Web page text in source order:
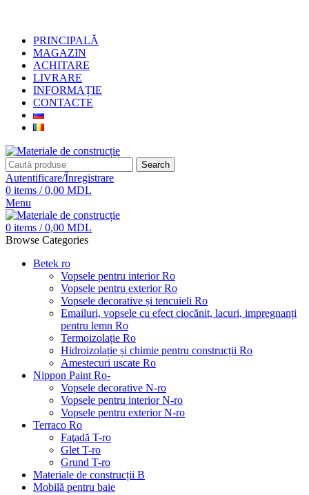
PRINCIPALĂ
MAGAZIN
ACHITARE
LIVRARE
INFORMAȚIE
CONTACTE
Search
Autentificare/Înregistrare
0 items / 0,00 MDL
Menu
0 items / 0,00 MDL
Browse Categories
Betek ro
Vopsele pentru interior Ro
Vopsele pentru exterior Ro
Vopsele decorative și tencuieli Ro
Emailuri, vopsele cu efect ciocănit, lacuri, impregnanți
pentru lemn Ro
Termoizolație Ro
Hidroizolație și chimie pentru construcții Ro
Amestecuri uscate Ro
Nippon Paint Ro-
Vopsele decorative N-ro
Vopsele pentru interior N-ro
Vopsele pentru exterior N-ro
Terraco Ro
Faţadă T-ro
Glet T-ro
Grund T-ro
Materiale de construcții B
Mobilă pentru baie